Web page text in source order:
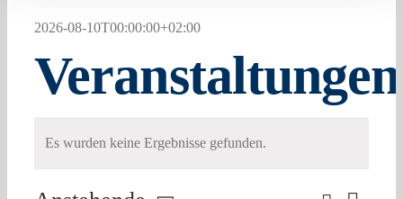
2026-08-10T00:00:00+02:00
Veranstaltungen
Es wurden keine Ergebnisse gefunden.